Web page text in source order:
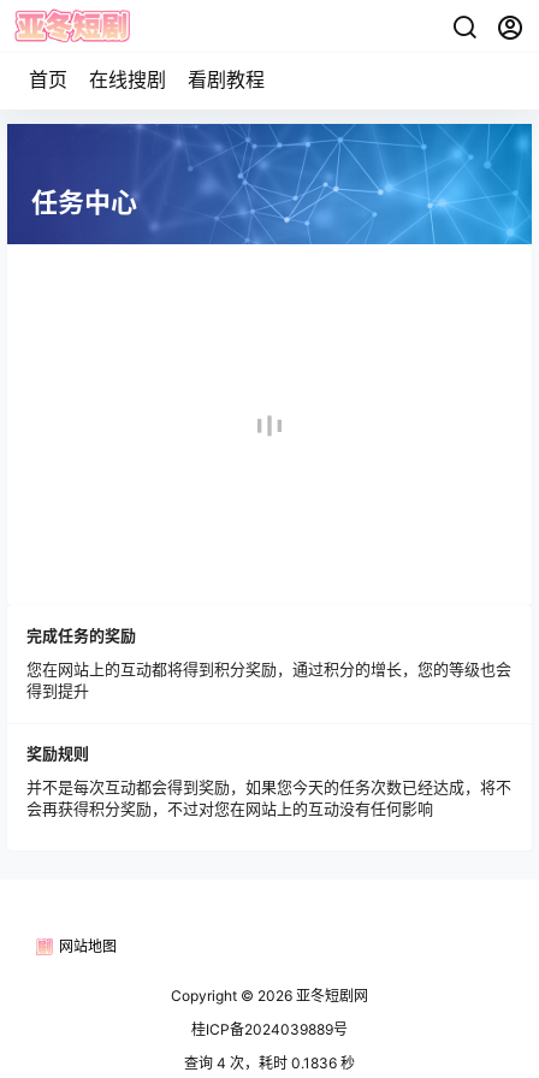
首页 在线搜剧 看剧教程
任务中心
完成任务的奖励
您在网站上的互动都将得到积分奖励，通过积分的增长，您的等级也会
得到提升
奖励规则
并不是每次互动都会得到奖励，如果您今天的任务次数已经达成，将不
会再获得积分奖励，不过对您在网站上的互动没有任何影响
网站地图
Copyright © 2026 亚冬短剧网
桂ICP备2024039889号
查询 4 次，耗时 0.1836 秒